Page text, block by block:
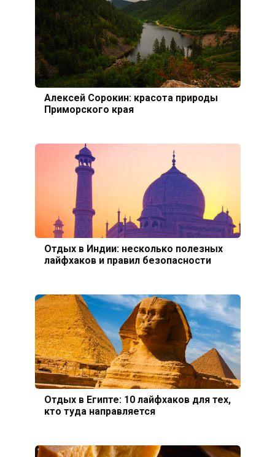
Алексей Сорокин: красота природы
Приморского края
Отдых в Индии: несколько полезных
лайфхаков и правил безопасности
Отдых в Египте: 10 лайфхаков для тех,
кто туда направляется